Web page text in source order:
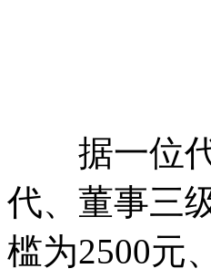
据一位代
代、董事三
槛为2500元